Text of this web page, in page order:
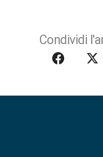
Condividi